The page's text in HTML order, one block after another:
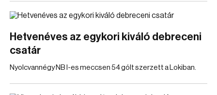
Hetvenéves az egykori kiváló debreceni
csatár
Nyolcvannégy NB I-es meccsen 54 gólt szerzett a Lokiban.